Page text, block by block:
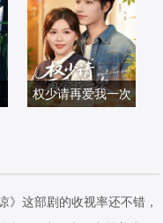
2026/中国大陆
权少请再爱我一次
2026/中国大陆
》这部剧的收视率还不错，